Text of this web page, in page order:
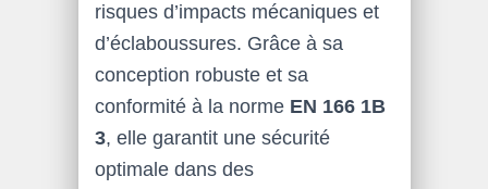
risques d’impacts mécaniques et
d’éclaboussures. Grâce à sa
conception robuste et sa
conformité à la norme EN 166 1B
3, elle garantit une sécurité
optimale dans des